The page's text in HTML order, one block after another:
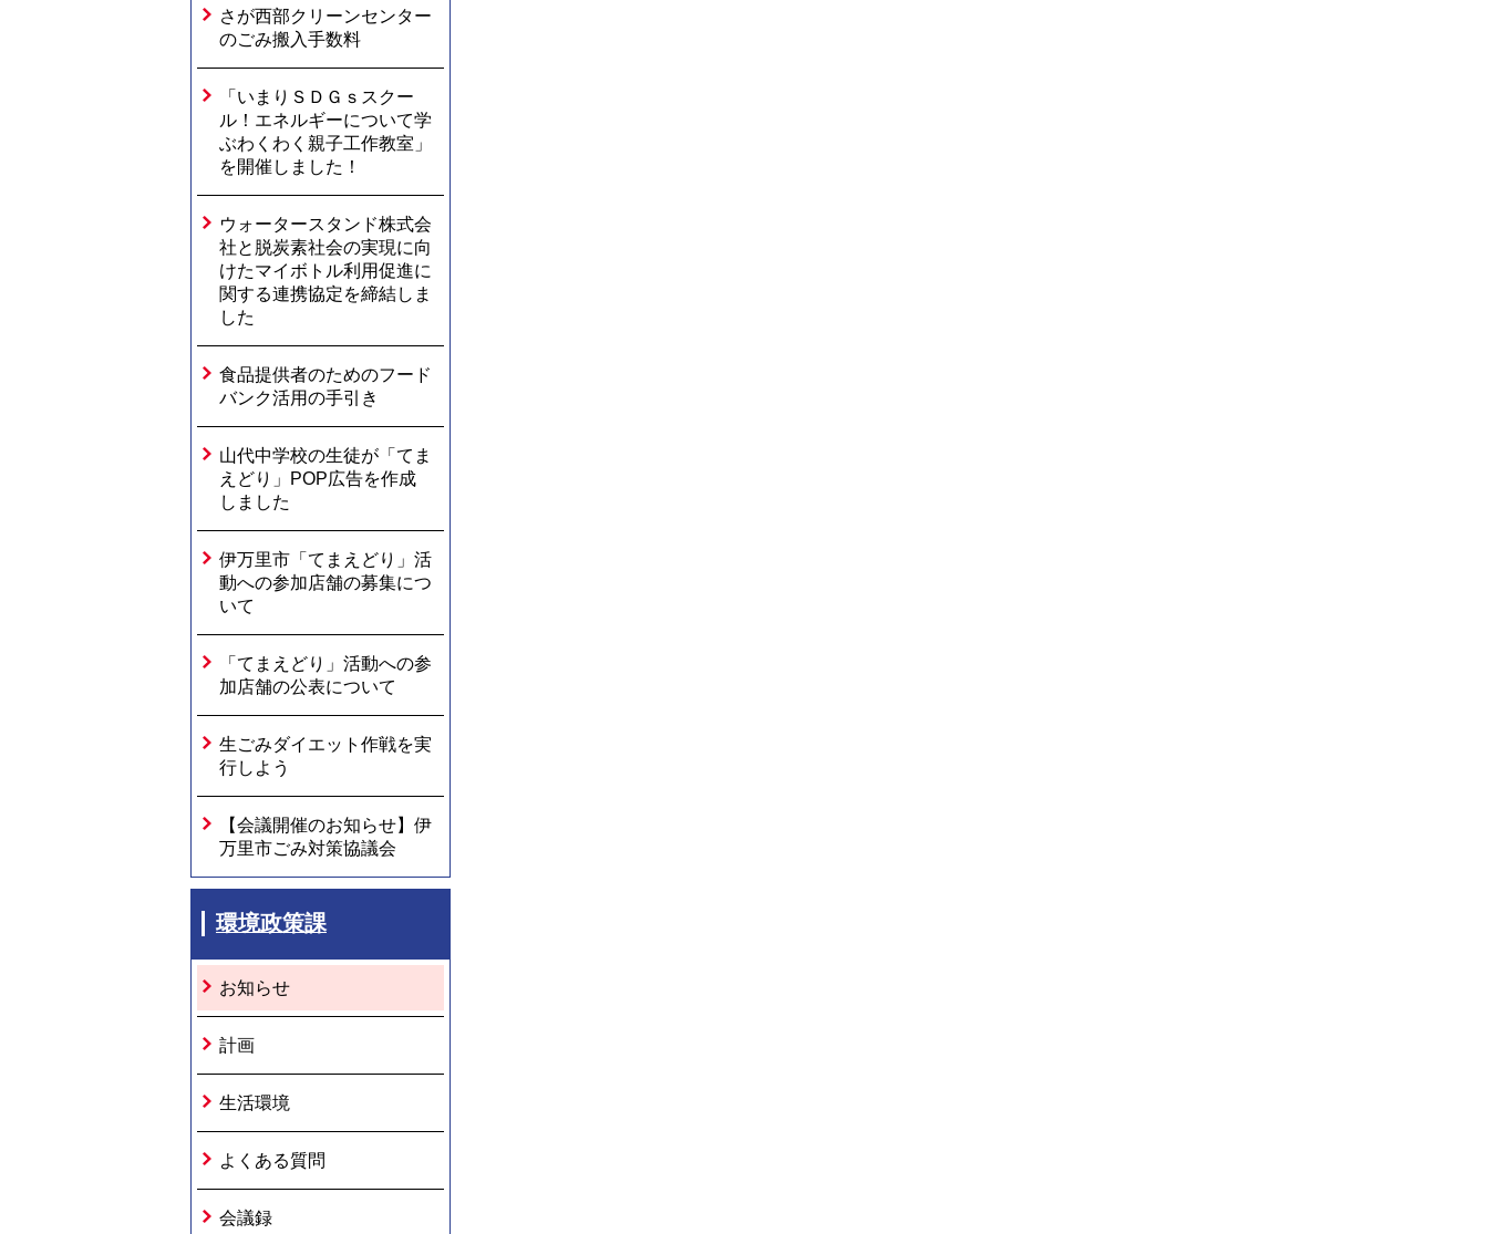
さが西部クリーンセンター
のごみ搬入手数料
「いまりＳＤＧｓスクー
ル！エネルギーについて学
ぶわくわく親子工作教室」
を開催しました！
ウォータースタンド株式会
社と脱炭素社会の実現に向
けたマイボトル利用促進に
関する連携協定を締結しま
した
食品提供者のためのフード
バンク活用の手引き
山代中学校の生徒が「てま
えどり」POP広告を作成
しました
伊万里市「てまえどり」活
動への参加店舗の募集につ
いて
「てまえどり」活動への参
加店舗の公表について
生ごみダイエット作戦を実
行しよう
【会議開催のお知らせ】伊
万里市ごみ対策協議会
環境政策課
お知らせ
計画
生活環境
よくある質問
会議録